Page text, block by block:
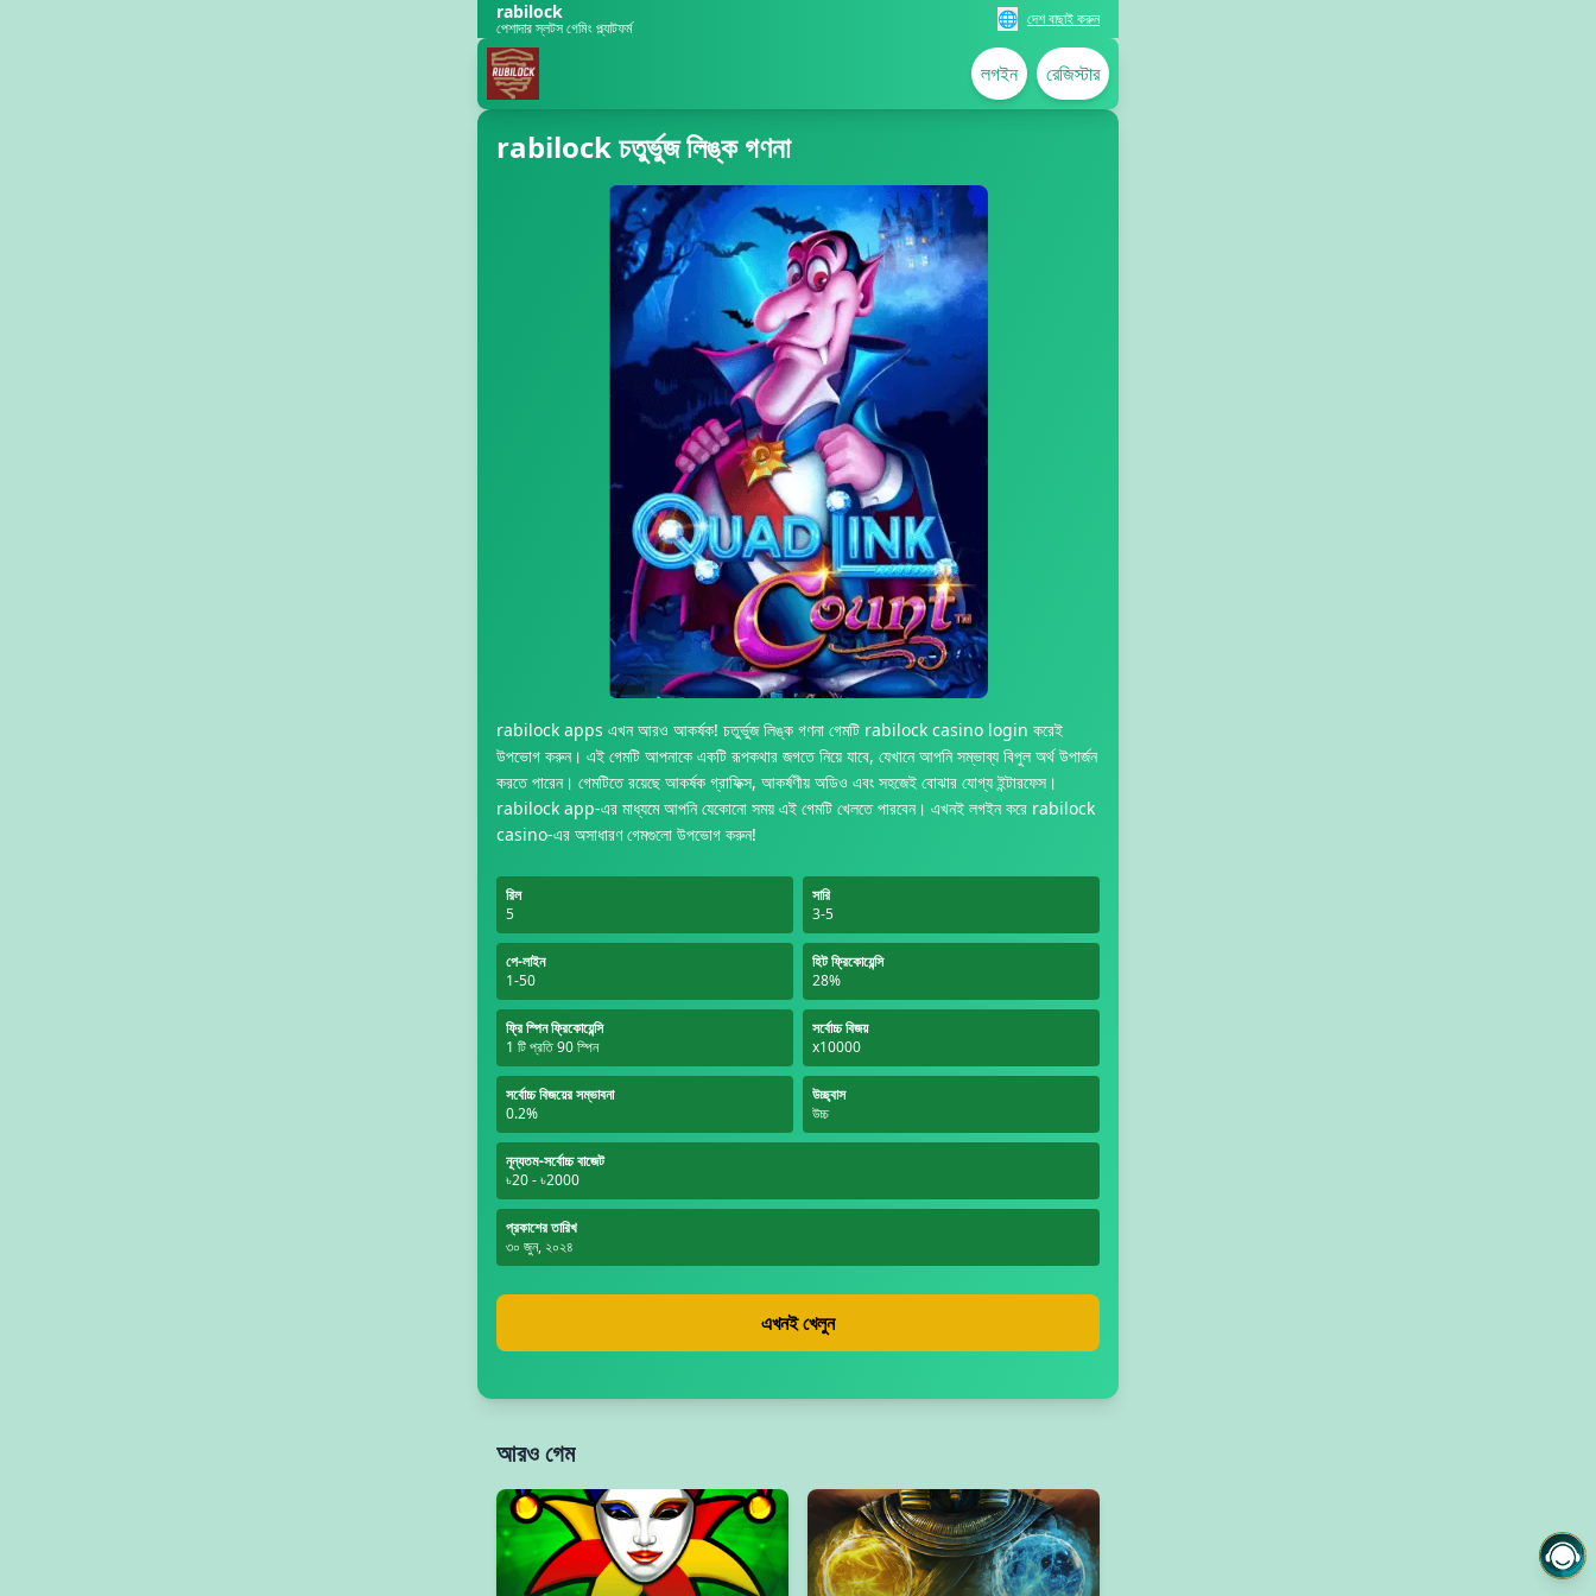
rabilock
পেশাদার স্লটস গেমিং প্ল্যাটফর্ম 🌐 দেশ বাছাই করুন
লগইন রেজিস্টার
rabilock চতুর্ভুজ লিঙ্ক গণনা
rabilock apps এখন আরও আকর্ষক! চতুর্ভুজ লিঙ্ক গণনা গেমটি rabilock casino login করেই
উপভোগ করুন। এই গেমটি আপনাকে একটি রূপকথার জগতে নিয়ে যাবে, যেখানে আপনি সম্ভাব্য বিপুল অর্থ উপার্জন
করতে পারেন। গেমটিতে রয়েছে আকর্ষক গ্রাফিক্স, আকর্ষণীয় অডিও এবং সহজেই বোঝার যোগ্য ইন্টারফেস।
rabilock app-এর মাধ্যমে আপনি যেকোনো সময় এই গেমটি খেলতে পারবেন। এখনই লগইন করে rabilock
casino-এর অসাধারণ গেমগুলো উপভোগ করুন!
রিল
5
সারি
3-5
পে-লাইন
1-50
হিট ফ্রিকোয়েন্সি
28%
ফ্রি স্পিন ফ্রিকোয়েন্সি
1 টি প্রতি 90 স্পিন
সর্বোচ্চ বিজয়
x10000
সর্বোচ্চ বিজয়ের সম্ভাবনা
0.2%
উচ্ছ্বাস
উচ্চ
নূন্যতম-সর্বোচ্চ বাজেট
৳20 - ৳2000
প্রকাশের তারিখ
৩০ জুন, ২০২৪
এখনই খেলুন
আরও গেম